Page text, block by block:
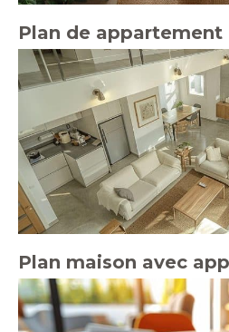
Plan de appartement
Plan maison avec